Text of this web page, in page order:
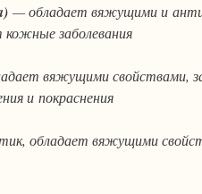
— обладает вяжущими и
заболевания
вяжущими свойствами,
и покраснения
обладает вяжущими